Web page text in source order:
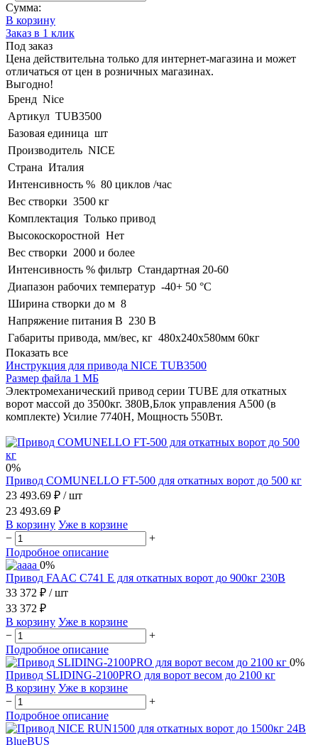
Сумма:
В корзину
Заказ в 1 клик
Под заказ
Цена действительна только для интернет-магазина и может
отличаться от цен в розничных магазинах.
Выгодно!
Бренд Nice
Артикул TUB3500
Базовая единица шт
Производитель NICE
Страна Италия
Интенсивность % 80 циклов /час
Вес створки 3500 кг
Комплектация Только привод
Высокоскоростной Нет
Вес створки 2000 и более
Интенсивность % фильтр Стандартная 20-60
Диапазон рабочих температур -40+ 50 °C
Ширина створки до м 8
Напряжение питания В 230 В
Габариты привода, мм/вес, кг 480х240х580мм 60кг
Показать все
Инструкция для привода NICE TUB3500
Размер файла 1 МБ
Электромеханический привод серии TUBE для откатных
ворот массой до 3500кг. 380В,Блок управления A500 (в
комплекте) Усилие 7740Н, Мощность 550Вт.
0%
Привод COMUNELLO FT-500 для откатных ворот до 500 кг
23 493.69 ₽ / шт
23 493.69 ₽
В корзину Уже в корзине
−
+
Подробное описание
0%
Привод FAAC C741 E для откатных ворот до 900кг 230В
33 372 ₽ / шт
33 372 ₽
В корзину Уже в корзине
−
+
Подробное описание
0%
Привод SLIDING-2100PRO для ворот весом до 2100 кг
В корзину Уже в корзине
−
+
Подробное описание